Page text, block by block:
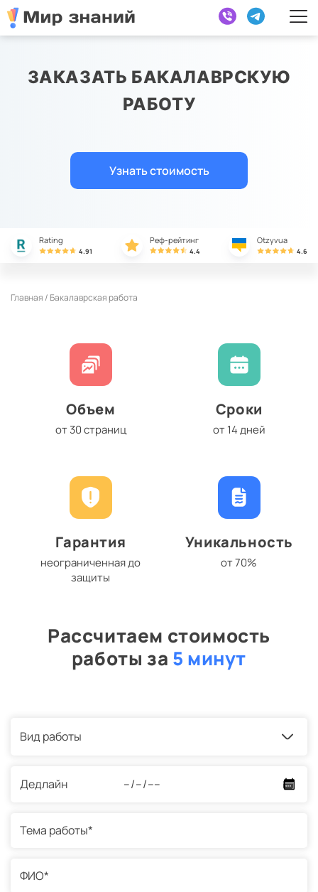
ЗАКАЗАТЬ БАКАЛАВРСКУЮ
РАБОТУ
Узнать стоимость
Rating
4.91
Реф-рейтинг
4.4
Otzyvua
4.6
Главная / Бакалаврская работа
Объем
от 30 страниц
Гарантия
неограниченная до
защиты
Сроки
от 14 дней
Уникальность
от 70%
Рассчитаем стоимость
работы за 5 минут